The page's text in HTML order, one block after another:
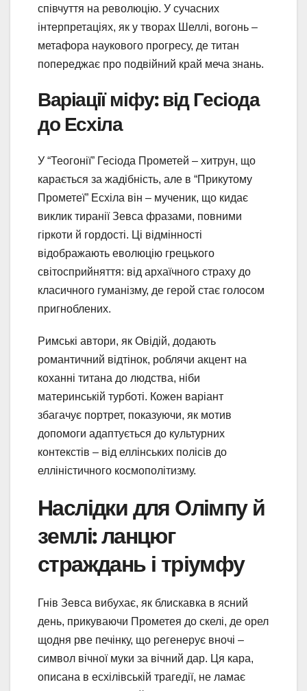
співчуття на революцію. У сучасних
інтерпретаціях, як у творах Шеллі, вогонь –
метафора наукового прогресу, де титан
попереджає про подвійний край меча знань.
Варіації міфу: від Гесіода
до Есхіла
У “Теогонії” Гесіода Прометей – хитрун, що
карається за жадібність, але в “Прикутому
Прометеї” Есхіла він – мученик, що кидає
виклик тиранії Зевса фразами, повними
гіркоти й гордості. Ці відмінності
відображають еволюцію грецького
світосприйняття: від архаїчного страху до
класичного гуманізму, де герой стає голосом
пригноблених.
Римські автори, як Овідій, додають
романтичний відтінок, роблячи акцент на
коханні титана до людства, ніби
материнській турботі. Кожен варіант
збагачує портрет, показуючи, як мотив
допомоги адаптується до культурних
контекстів – від еллінських полісів до
елліністичного космополітизму.
Наслідки для Олімпу й
землі: ланцюг
страждань і тріумфу
Гнів Зевса вибухає, як блискавка в ясний
день, прикуваючи Прометея до скелі, де орел
щодня рве печінку, що регенерує вночі –
символ вічної муки за вічний дар. Ця кара,
описана в есхілівській трагедії, не ламає